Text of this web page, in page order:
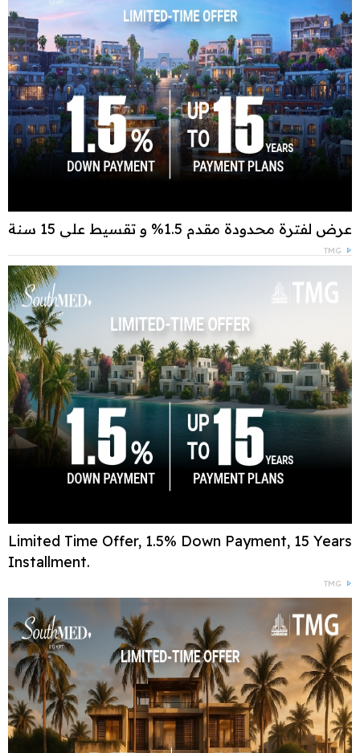
عرض لفترة محدودة مقدم 1.5% و تقسيط علي 15 سنة
TMG
Limited Time Offer, 1.5% Down Payment, 15 Years
Installment.
TMG